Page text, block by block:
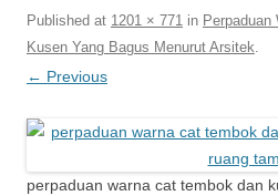
Published at 1201 × 771 in Perpaduan
Kusen Yang Bagus Menurut Arsitek.
← Previous
perpaduan warna cat tembok dan